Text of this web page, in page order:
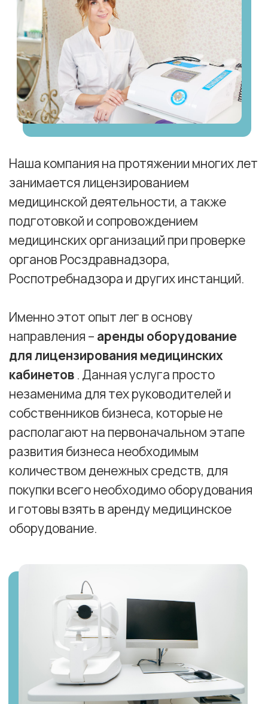
Наша компания на протяжении многих лет
занимается лицензированием
медицинской деятельности, а также
подготовкой и сопровождением
медицинских организаций при проверке
органов Росздравнадзора,
Роспотребнадзора и других инстанций.
Именно этот опыт лег в основу
направления –
кабинетов
незаменима для тех руководителей и
собственников бизнеса, которые не
располагают на первоначальном этапе
развития бизнеса необходимым
количеством денежных средств, для
покупки всего необходимо оборудования
и готовы взять в аренду медицинское
оборудование.
стандарты оснащения медицинского
кабинета, не всегда все перечисленное в
стандартах оборудование необходимо
для работы специалиста, в ряде случаев
указанное оборудование просто более не
актуально, ведь медицина не стоит на
месте.
лицензирования, предоставляя не только
качественный товар, но и всю
необходимую документацию к нему, что
особенно важно при проверке
надзирающих и лицензионных органов.